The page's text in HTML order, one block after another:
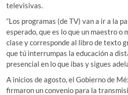
televisivas.
“Los programas (de TV) van a ir a la
esperado, que es lo que un maestro o
clase y corresponde al libro de texto
que tú interrumpas la educación a
presencial en lo que ibas y sigues
A inicios de agosto, el Gobierno de
firmaron un convenio para la